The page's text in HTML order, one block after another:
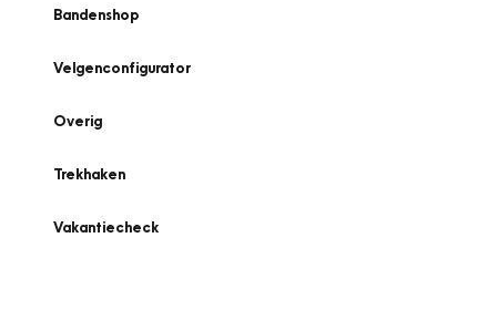
Bandenshop
Velgenconfigurator
Overig
Trekhaken
Vakantiecheck